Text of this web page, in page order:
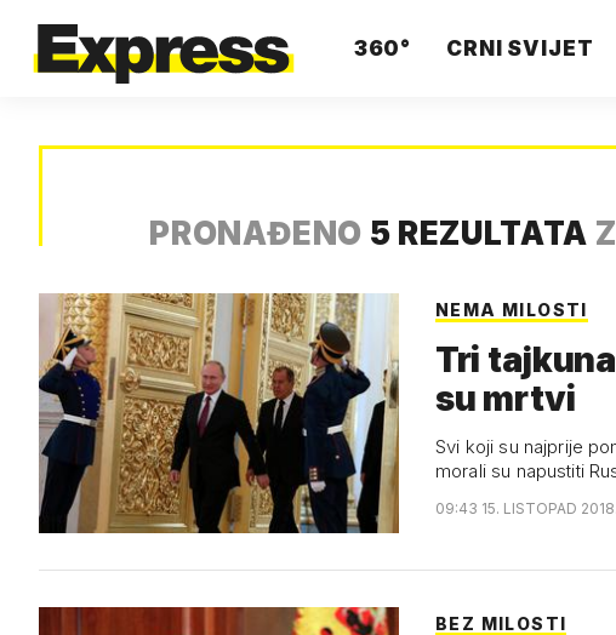
360° CRNI SVIJET
PRONAĐENO 5 REZULTATA
NEMA MILOSTI
Tri
su mrtvi
Svi koji su najprije
morali su napustiti
09:43 15. LISTOPAD 2018.
BEZ MILOSTI